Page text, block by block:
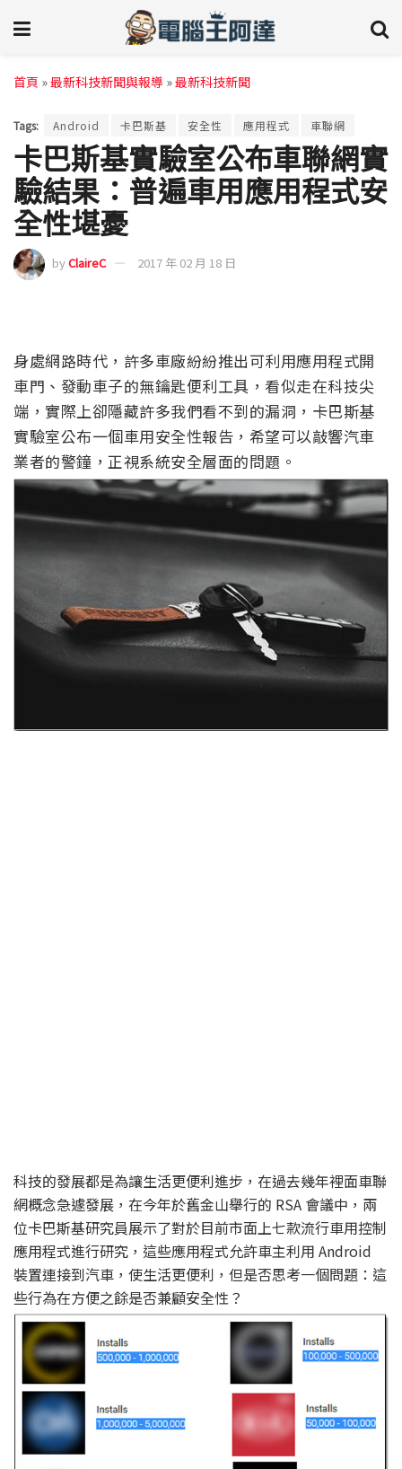
首頁 »最新科技新聞與報導 »最新科技新聞
Tags: Android 卡巴斯基 安全性 應用程式 車聯網
卡巴斯基實驗室公布車聯網實
驗結果：普遍車用應用程式安
全性堪憂
byClaireC 2017 年 02 月 18 日
身處網路時代，許多車廠紛紛推出可利用應用程式開
車門、發動車子的無鑰匙便利工具，看似走在科技尖
端，實際上卻隱藏許多我們看不到的漏洞，卡巴斯基
實驗室公布一個車用安全性報告，希望可以敲響汽車
業者的警鐘，正視系統安全層面的問題。
科技的發展都是為讓生活更便利進步，在過去幾年裡面車聯
網概念急遽發展，在今年於舊金山舉行的 RSA 會議中，兩
位卡巴斯基研究員展示了對於目前市面上七款流行車用控制
應用程式進行研究，這些應用程式允許車主利用 Android
裝置連接到汽車，使生活更便利，但是否思考一個問題：這
些行為在方便之餘是否兼顧安全性？